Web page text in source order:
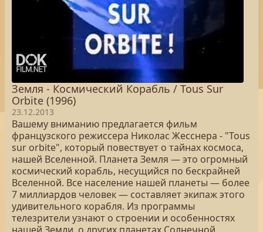
Земля - Космический Корабль / Tous Sur
Orbite (1996)
23.12.2013
Вашему вниманию предлагается фильм
французского режиссера Николас Жесснера - "Tous
sur orbite", который повествует о тайнах космоса,
нашей Вселенной. Планета Земля — это огромный
космический корабль, несущийся по бескрайней
Вселенной. Все население нашей планеты — более
7 миллиардов человек — составляет экипаж этого
удивительного корабля. Из программы
телезрители узнают о строении и особенностях